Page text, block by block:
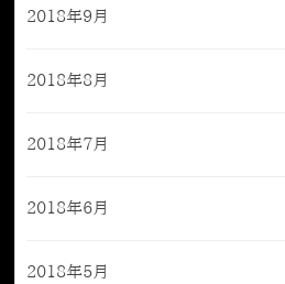
2018年9月
2018年8月
2018年7月
2018年6月
2018年5月